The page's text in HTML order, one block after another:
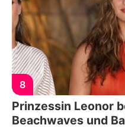
8
Prinzessin Leonor
Beachwaves und